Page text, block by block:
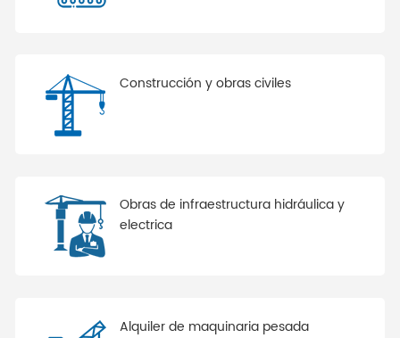
Construcción y obras civiles
Obras de infraestructura hidráulica y
electrica
Alquiler de maquinaria pesada